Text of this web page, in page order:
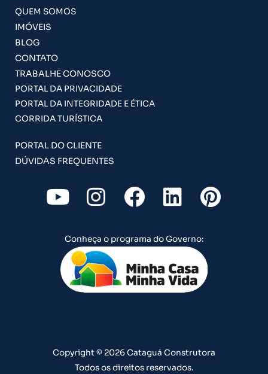
QUEM SOMOS
IMÓVEIS
BLOG
CONTATO
TRABALHE CONOSCO
PORTAL DA PRIVACIDADE
PORTAL DA INTEGRIDADE E ÉTICA
CORRIDA TURÍSTICA
PORTAL DO CLIENTE
DÚVIDAS FREQUENTES
Y
o
u
t
u
b
I
n
s
t
a
g
m
F
a
c
e
b
o
L
i
n
k
e
d
P
i
t
Conheça o programa do Governo:
Copyright © 2026 Cataguá Construtora
Todos os direitos reservados.